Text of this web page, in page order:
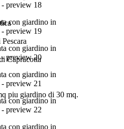
Capracotta
piu giardino di 30 mq.